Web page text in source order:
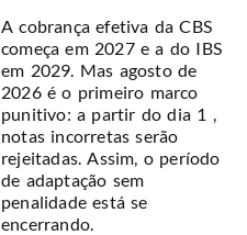
A cobrança efetiva da CBS
começa em 2027 e a do IBS
em 2029. Mas agosto de
2026 é o primeiro marco
punitivo: a partir do dia 1 ,
notas incorretas serão
rejeitadas. Assim, o período
de adaptação sem
penalidade está se
encerrando.